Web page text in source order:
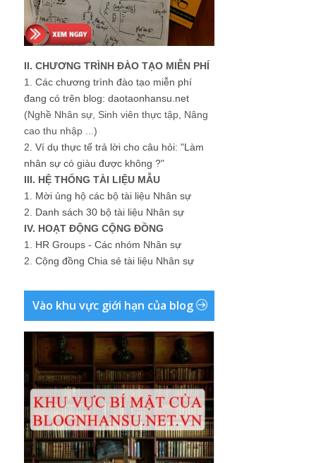
II. CHƯƠNG TRÌNH ĐÀO TẠO MIỄN PHÍ
1. Các chương trình đào tạo miễn phí
đang có trên blog: daotaonhansu.net
(Nghề Nhân sự, Sinh viên thực tập, Nâng
cao thu nhập ...)
2. Ví dụ thực tế trả lời cho câu hỏi: "Làm
nhân sự có giàu được không ?"
III. HỆ THỐNG TÀI LIỆU MẪU
1. Mời ủng hộ các bộ tài liệu Nhân sự
2. Danh sách 30 bộ tài liệu Nhân sự
IV. HOẠT ĐỘNG CỘNG ĐỒNG
1. HR Groups - Các nhóm Nhân sự
2. Cộng đồng Chia sẻ tài liệu Nhân sự
Vào khu vực giới hạn của blog